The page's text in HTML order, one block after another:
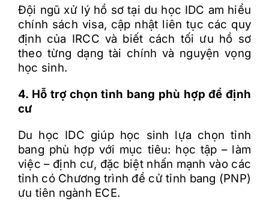
Đội ngũ xử lý hồ sơ tại du học IDC am hiểu
chính sách visa, cập nhật liên tục các quy
định của IRCC và biết cách tối ưu hồ sơ
theo từng dạng tài chính và nguyện vọng
học sinh.
4. Hỗ trợ chọn tỉnh bang phù hợp để định
cư
Du học IDC giúp học sinh lựa chọn tỉnh
bang phù hợp với mục tiêu: học tập – làm
việc – định cư, đặc biệt nhấn mạnh vào các
tỉnh có Chương trình đề cử tỉnh bang (PNP)
ưu tiên ngành ECE.